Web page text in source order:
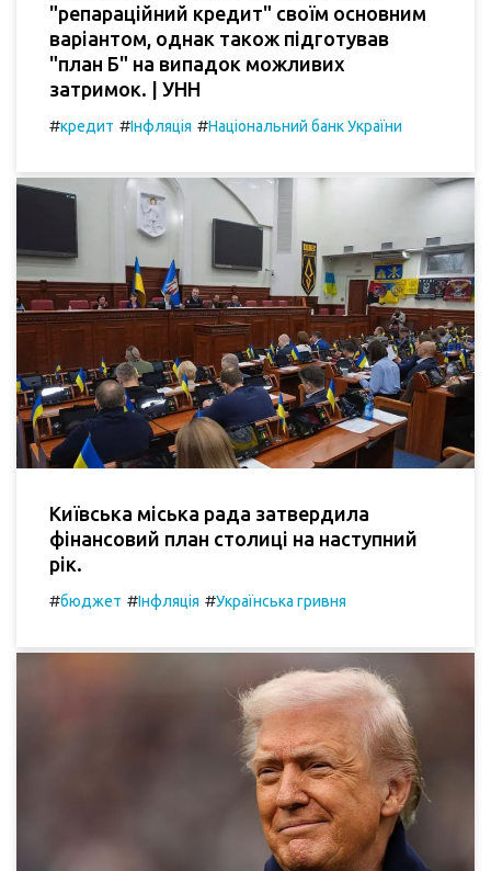
"репараційний кредит" своїм основним
варіантом, однак також підготував
"план Б" на випадок можливих
затримок. | УНН
#кредит #Інфляція #Національний банк України
Київська міська рада затвердила
фінансовий план столиці на наступний
рік.
#бюджет #Інфляція #Українська гривня